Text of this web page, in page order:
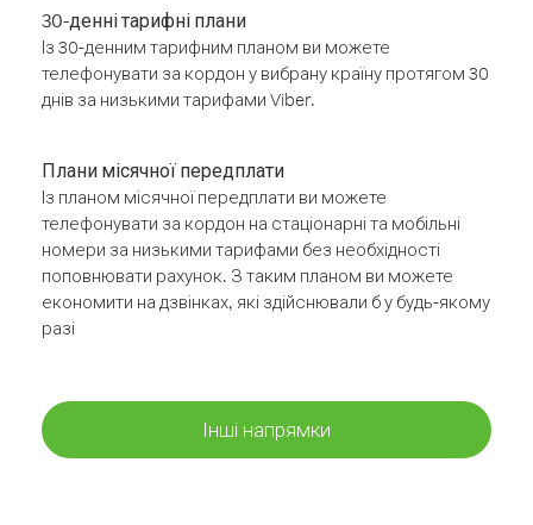
30-денні тарифні плани
Із 30-денним тарифним планом ви можете
телефонувати за кордон у вибрану країну протягом 30
днів за низькими тарифами Viber.
Плани місячної передплати
Із планом місячної передплати ви можете
телефонувати за кордон на стаціонарні та мобільні
номери за низькими тарифами без необхідності
поповнювати рахунок. З таким планом ви можете
економити на дзвінках, які здійснювали б у будь-якому
разі
Інші напрямки